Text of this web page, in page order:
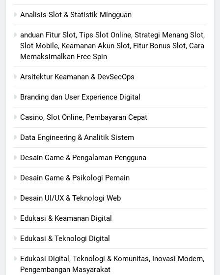
Analisis Slot & Statistik Mingguan
anduan Fitur Slot, Tips Slot Online, Strategi Menang Slot,
Slot Mobile, Keamanan Akun Slot, Fitur Bonus Slot, Cara
Memaksimalkan Free Spin
Arsitektur Keamanan & DevSecOps
Branding dan User Experience Digital
Casino, Slot Online, Pembayaran Cepat
Data Engineering & Analitik Sistem
Desain Game & Pengalaman Pengguna
Desain Game & Psikologi Pemain
Desain UI/UX & Teknologi Web
Edukasi & Keamanan Digital
Edukasi & Teknologi Digital
Edukasi Digital, Teknologi & Komunitas, Inovasi Modern,
Pengembangan Masyarakat